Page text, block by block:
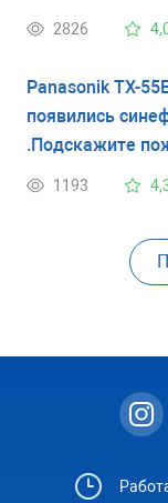
2826
Panasonik TX-
появились
.Подскажите
1193